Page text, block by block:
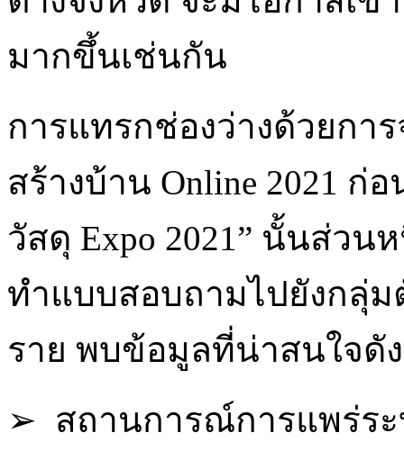
มากขึ้นเช่นกัน
การแทรกช่องว่างด้วยกา
สร้างบ้าน Online 2021 ก่
วัสดุ Expo 2021” นั้นส่วน
ทำแบบสอบถามไปยังกลุ่ม
ราย พบข้อมูลที่น่าสนใจดั
➢ สถานการณ์การแพร่ระ